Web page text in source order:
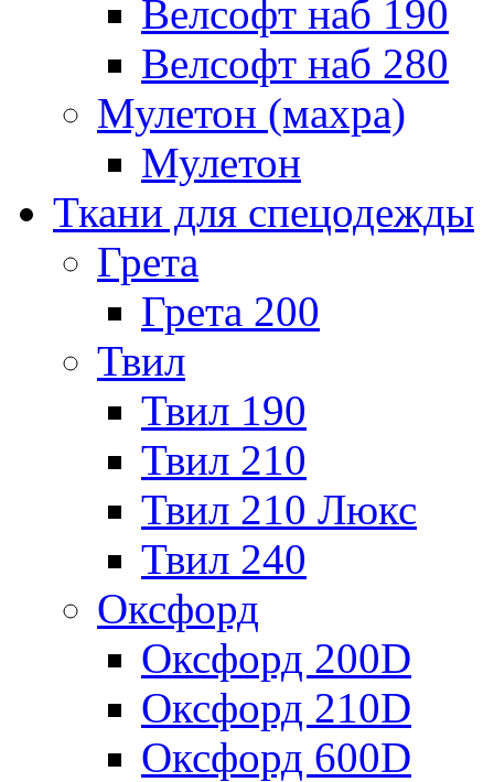
Велсофт наб 190
Велсофт наб 280
Мулетон (махра)
Мулетон
Ткани для спецодежды
Грета
Грета 200
Твил
Твил 190
Твил 210
Твил 210 Люкс
Твил 240
Оксфорд
Оксфорд 200D
Оксфорд 210D
Оксфорд 600D